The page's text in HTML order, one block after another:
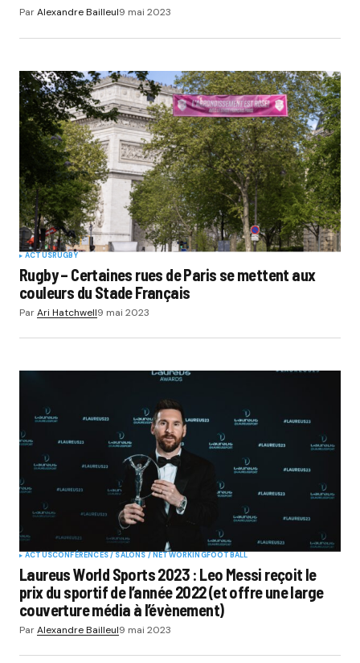
ParAlexandre Bailleul9 mai 2023
ACTUSRUGBY
Rugby – Certaines rues de Paris se mettent aux
couleurs du Stade Français
ParAri Hatchwell9 mai 2023
ACTUSCONFÉRENCES / SALONS / NETWORKINGFOOTBALL
Laureus World Sports 2023 : Leo Messi reçoit le
prix du sportif de l’année 2022 (et offre une large
couverture média à l’évènement)
ParAlexandre Bailleul9 mai 2023